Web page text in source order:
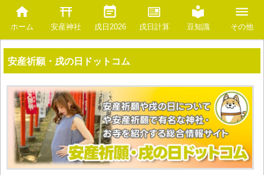
ホーム 安産神社 戌日2026 戌日計算 豆知識 その他
安産祈願・戌の日ドットコム